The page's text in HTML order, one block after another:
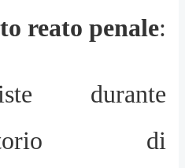
reato penale:
durante
di